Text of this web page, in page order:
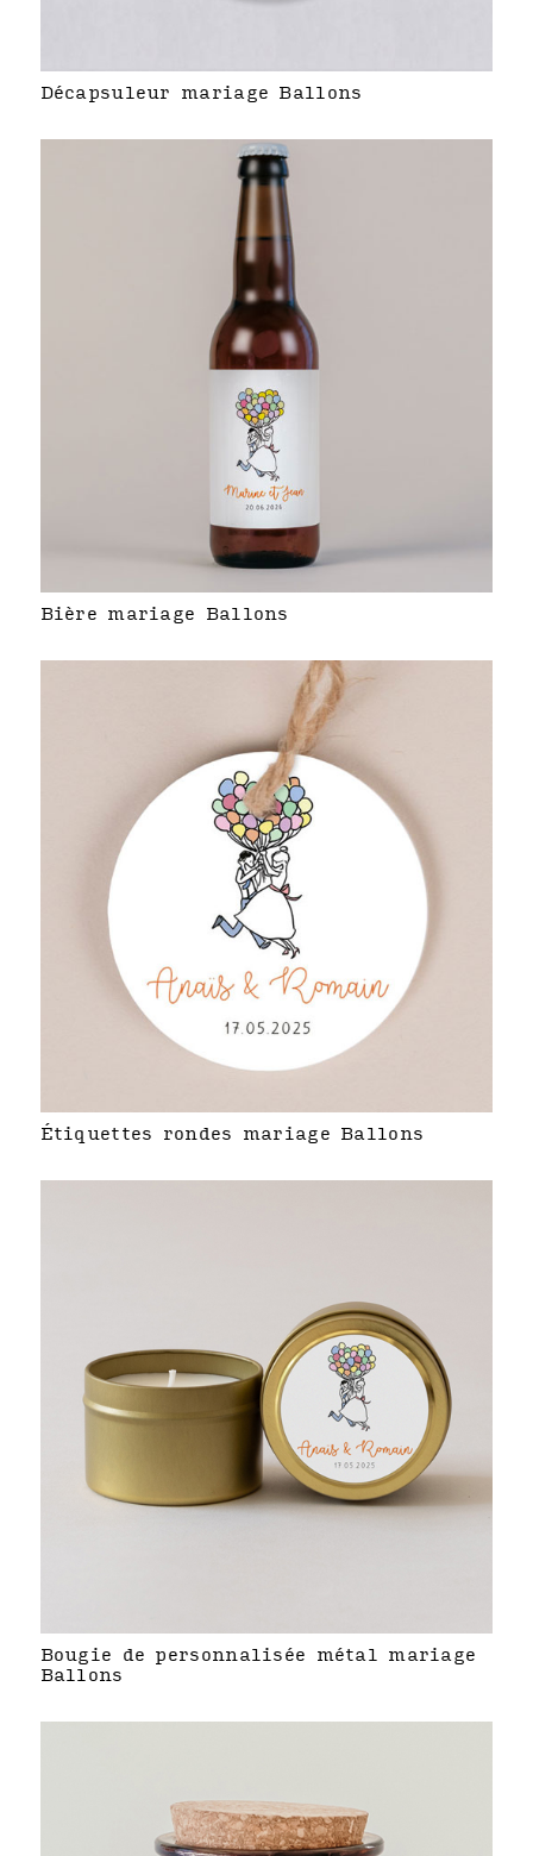
Décapsuleur mariage Ballons
Bière mariage Ballons
Étiquettes rondes mariage Ballons
Bougie de personnalisée métal mariage
Ballons